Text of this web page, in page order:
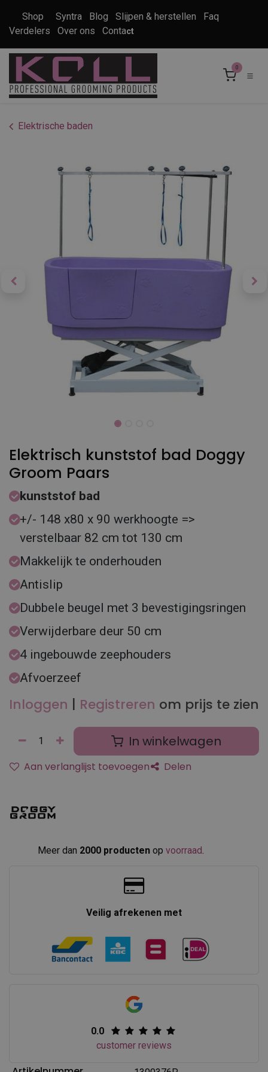
Shop Syntra Blog Slijpen & herstellen
Faq
Verdelers
Over ons Contact
0
Elektrische baden
Elektrisch kunststof bad Doggy
Groom Paars
kunststof bad
+/- 148 x80 x 90 werkhoogte =>
verstelbaar 82 cm tot 130 cm
Makkelijk te onderhouden
Antislip
Dubbele beugel met 3 bevestigingsringen
Verwijderbare deur 50 cm
4 ingebouwde zeephouders
Afvoerzeef
Inloggen | Registreren om prijs te zien
In winkelwagen
Aan verlanglijst toevoegen Delen
Meer dan 2000 producten op voorraad
Veilig afrekenen met
0.0
customer reviews